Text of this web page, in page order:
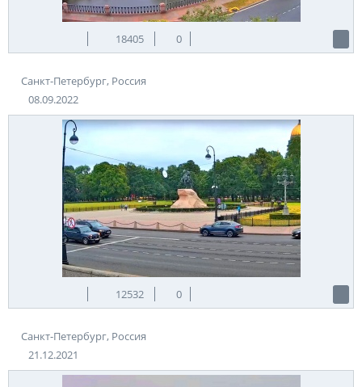
18405 0
Санкт-Петербург, Россия
08.09.2022
12532 0
Санкт-Петербург, Россия
21.12.2021